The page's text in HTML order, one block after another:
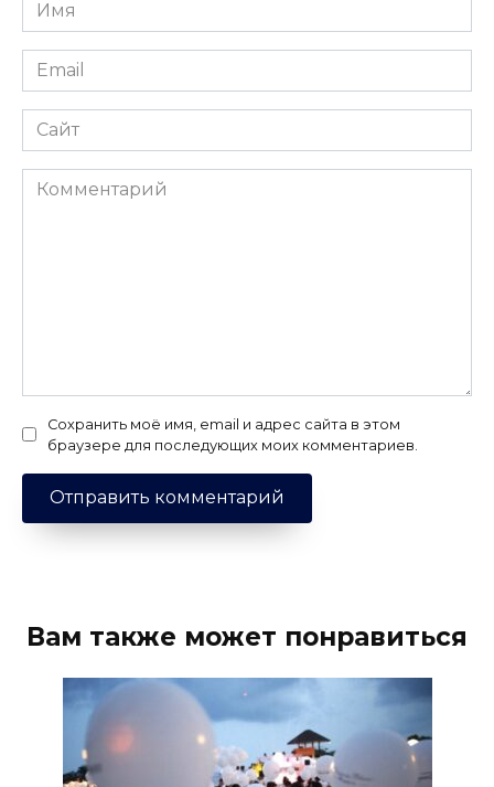
*
Email
*
Сайт
Комментарий
Сохранить моё имя, email и адрес сайта в этом
браузере для последующих моих комментариев.
Вам также может понравиться